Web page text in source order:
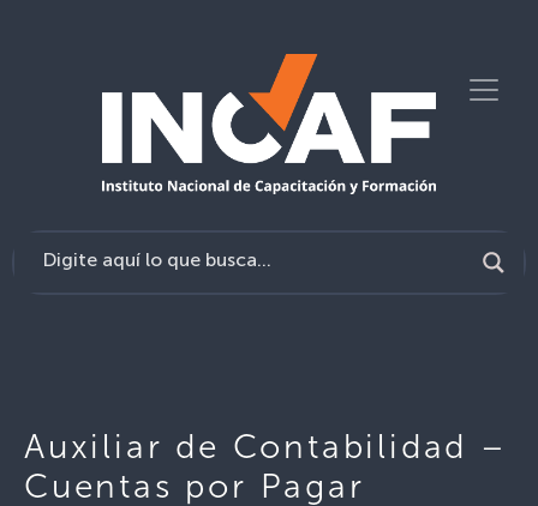
Auxiliar de Contabilidad –
Cuentas por Pagar